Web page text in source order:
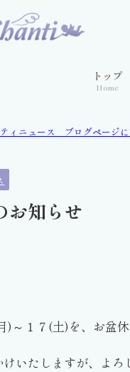
トップ
Home
ィニュース ブログページ
お知らせ
)～１７(土)を、お盆
けいたしますが、よろ